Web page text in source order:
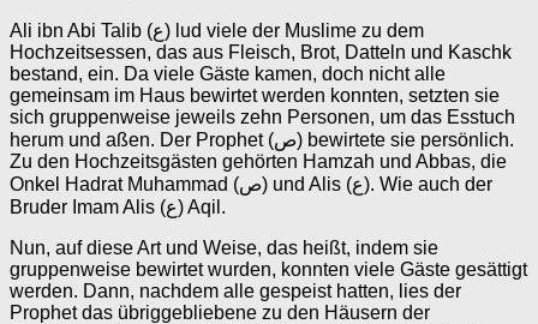
Ali ibn Abi Talib (ع) lud viele der Muslime zu dem
Hochzeitsessen, das aus Fleisch, Brot, Datteln und Kaschk
bestand, ein. Da viele Gäste kamen, doch nicht alle
gemeinsam im Haus bewirtet werden konnten, setzten sie
sich gruppenweise jeweils zehn Personen, um das Esstuch
herum und aßen. Der Prophet (ص) bewirtete sie persönlich.
Zu den Hochzeitsgästen gehörten Hamzah und Abbas, die
Onkel Hadrat Muhammad (ص) und Alis (ع). Wie auch der
Bruder Imam Alis (ع) Aqil.
Nun, auf diese Art und Weise, das heißt, indem sie
gruppenweise bewirtet wurden, konnten viele Gäste gesättigt
werden. Dann, nachdem alle gespeist hatten, lies der
Prophet das übriggebliebene zu den Häusern der